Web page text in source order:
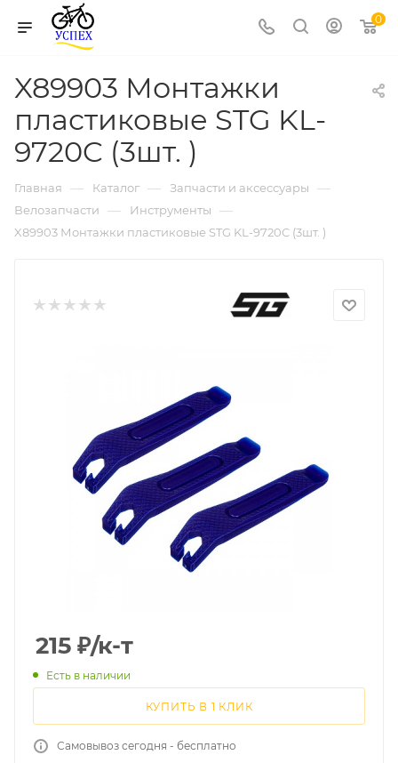
0
X89903 Монтажки
пластиковые STG KL-
9720C (3шт. )
Главная — Каталог — Запчасти и аксессуары —
Велозапчасти — Инструменты —
X89903 Монтажки пластиковые STG KL-9720C (3шт. )
215 ₽/к-т
Есть в наличии
КУПИТЬ В 1 КЛИК
Самовывоз сегодня - бесплатно